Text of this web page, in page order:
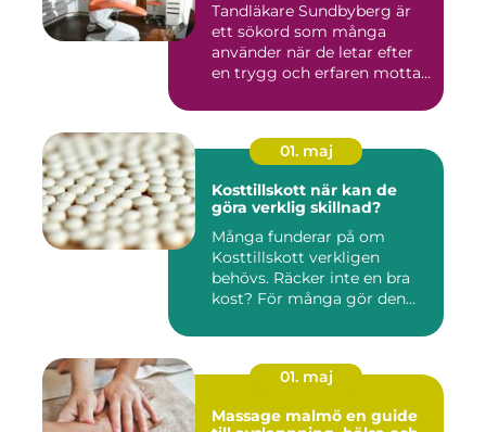
Tandläkare Sundbyberg är
ett sökord som många
använder när de letar efter
en trygg och erfaren motta...
01. maj
Kosttillskott när kan de
göra verklig skillnad?
Många funderar på om
Kosttillskott verkligen
behövs. Räcker inte en bra
kost? För många gör den
01. maj
Massage malmö en guide